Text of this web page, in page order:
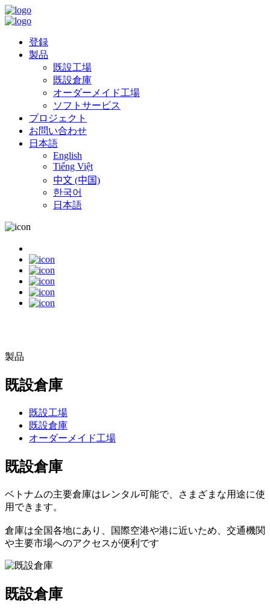
登録
製品
既設工場
既設倉庫
オーダーメイド工場
ソフトサービス
プロジェクト
お問い合わせ
日本語
English
Tiếng Việt
中文 (中国)
한국어
日本語
製品
既設倉庫
既設工場
既設倉庫
オーダーメイド工場
既設倉庫
ベトナムの主要倉庫はレンタル可能で、さまざまな用途に使
用できます。
倉庫は全国各地にあり、国際空港や港に近いため、交通機関
や主要市場へのアクセスが便利です
既設倉庫